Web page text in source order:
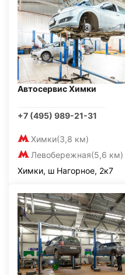
Автосервис Химки
+7 (495) 989-21-31
Химки(3,8 км)
Левобережная(5,6 км)
Химки, ш Нагорное, 2к7